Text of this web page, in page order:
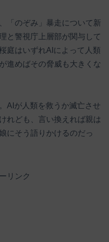
「のぞみ」暴走について新
と警視庁上層部が関与して
庭はいずれAIによって人類
進めばその脅威も大きくな
AIが人類を救うか滅亡させ
れども、言い換えれば親は
にそう語りかけるのだっ
リンク